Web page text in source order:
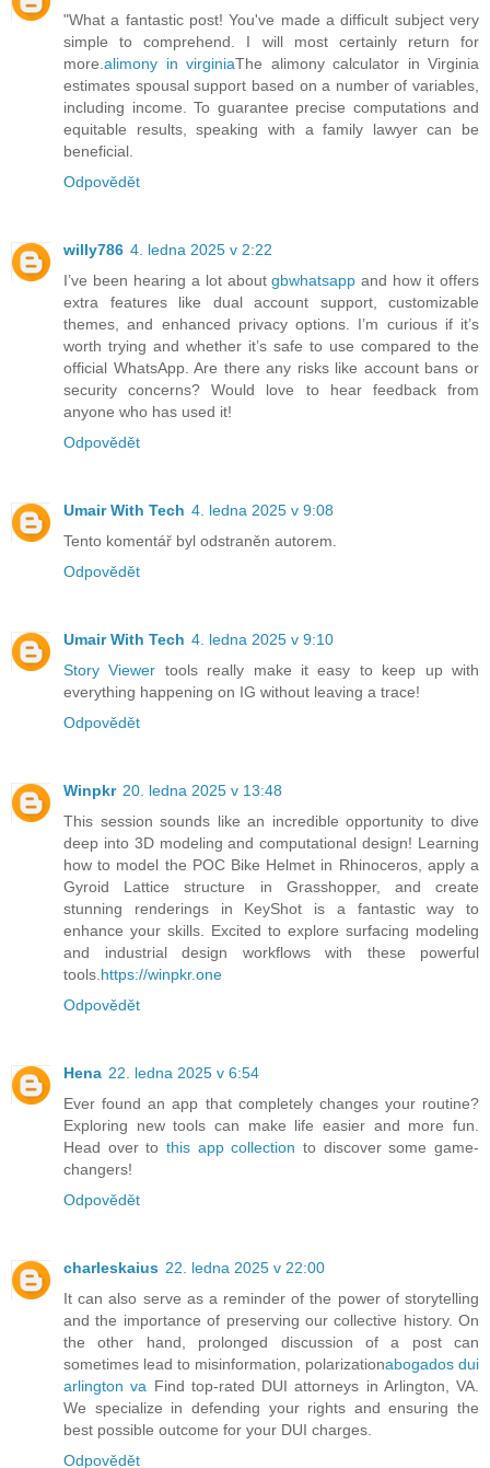
"What a fantastic post! You've made a difficult subject very
simple to comprehend. I will most certainly return for
more. alimony in virginiaThe alimony calculator in Virginia
estimates spousal support based on a number of variables,
including income. To guarantee precise computations and
equitable results, speaking with a family lawyer can be
beneficial.
Odpovědět
willy786 4. ledna 2025 v 2:22
I’ve been hearing a lot aboutgbwhatsapp and how it offers
extra features like dual account support, customizable
themes, and enhanced privacy options. I’m curious if it’s
worth trying and whether it’s safe to use compared to the
official WhatsApp. Are there any risks like account bans or
security concerns? Would love to hear feedback from
anyone who has used it!
Odpovědět
Umair With Tech 4. ledna 2025 v 9:08
Tento komentář byl odstraněn autorem.
Odpovědět
Umair With Tech 4. ledna 2025 v 9:10
Story Viewer tools really make it easy to keep up with
everything happening on IG without leaving a trace!
Odpovědět
Winpkr 20. ledna 2025 v 13:48
This session sounds like an incredible opportunity to dive
deep into 3D modeling and computational design! Learning
how to model the POC Bike Helmet in Rhinoceros, apply a
Gyroid Lattice structure in Grasshopper, and create
stunning renderings in KeyShot is a fantastic way to
enhance your skills. Excited to explore surfacing modeling
and industrial design workflows with these powerful
tools. https://winpkr.one
Odpovědět
Hena 22. ledna 2025 v 6:54
Ever found an app that completely changes your routine?
Exploring new tools can make life easier and more fun.
Head over to this app collection to discover some game-
changers!
Odpovědět
charleskaius 22. ledna 2025 v 22:00
It can also serve as a reminder of the power of storytelling
and the importance of preserving our collective history. On
the other hand, prolonged discussion of a post can
sometimes lead to misinformation, polarizationabogados dui
arlington va Find top-rated DUI attorneys in Arlington, VA.
We specialize in defending your rights and ensuring the
best possible outcome for your DUI charges.
Odpovědět